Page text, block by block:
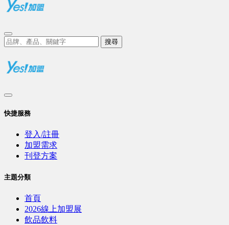
搜尋
快捷服務
登入/註冊
加盟需求
刊登方案
主題分類
首頁
2026線上加盟展
飲品飲料